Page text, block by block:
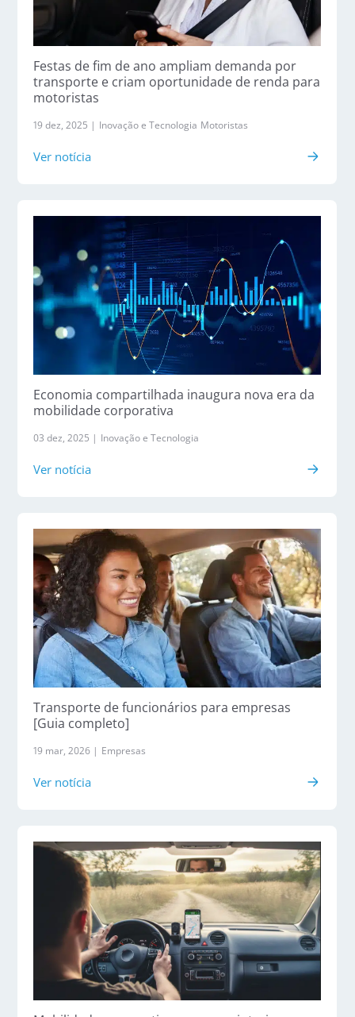
Festas de fim de ano ampliam demanda por
transporte e criam oportunidade de renda para
motoristas
19 dez, 2025 | Inovação e Tecnologia Motoristas
Ver notícia
Economia compartilhada inaugura nova era da
mobilidade corporativa
03 dez, 2025 | Inovação e Tecnologia
Ver notícia
Transporte de funcionários para empresas
[Guia completo]
19 mar, 2026 | Empresas
Ver notícia